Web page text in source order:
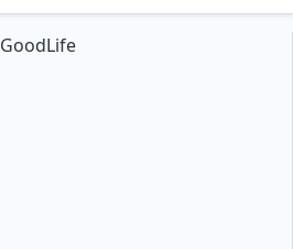
GoodLife